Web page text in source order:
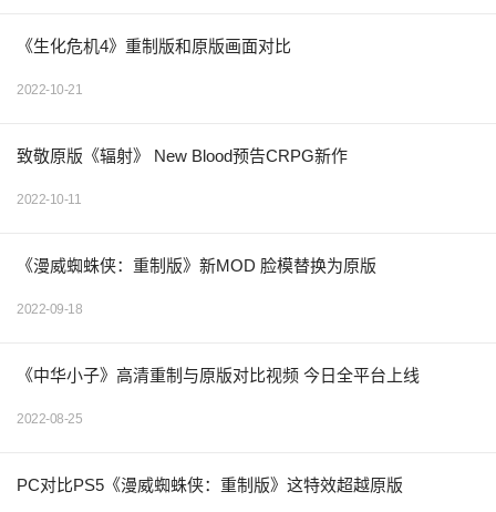
《生化危机4》重制版和原版画面对比
2022-10-21
致敬原版《辐射》 New Blood预告CRPG新作
2022-10-11
《漫威蜘蛛侠：重制版》新MOD 脸模替换为原版
2022-09-18
《中华小子》高清重制与原版对比视频 今日全平台上线
2022-08-25
PC对比PS5《漫威蜘蛛侠：重制版》这特效超越原版